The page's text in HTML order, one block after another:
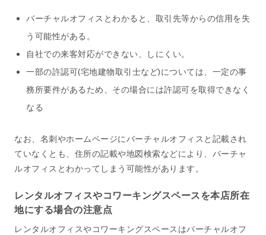
バーチャルオフィスとわかると、取引先等からの信用を失
う可能性がある。
自社での来客対応ができない、しにくい。
一部の許認可(宅地建物取引士など)については、一定の事
務所要件があるため、その場合には許認可を取得できなく
なる
なお、名刺やホームページにバーチャルオフィスと記載され
ていなくとも、住所の記載や地図検索などにより、バーチャ
ルオフィスとわかってしまう可能性があります。
レンタルオフィスやコワーキングスペースを本店所在
地にする場合の注意点
レンタルオフィスやコワーキングスペースはバーチャルオフ